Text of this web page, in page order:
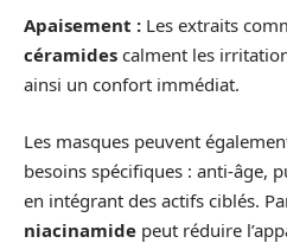
Apaisement : Les extraits
céramides calment les
ainsi un confort immédiat.
Les masques peuvent
besoins spécifiques : anti-âge,
en intégrant des actifs ciblés.
niacinamide peut réduire